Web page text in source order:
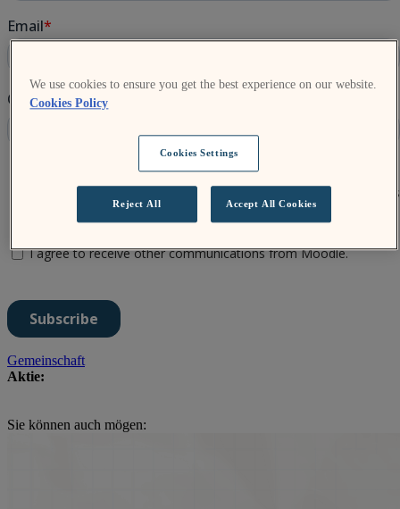
Gemeinschaft
Aktie:
Sie können auch mögen:
We use cookies to ensure you get the best experience on our website.
Cookies Policy
Cookies Settings
Reject All Accept All Cookies